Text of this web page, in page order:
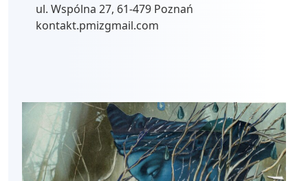
ul. Wspólna 27, 61-479 Poznań
kontakt.pmizgmail.com